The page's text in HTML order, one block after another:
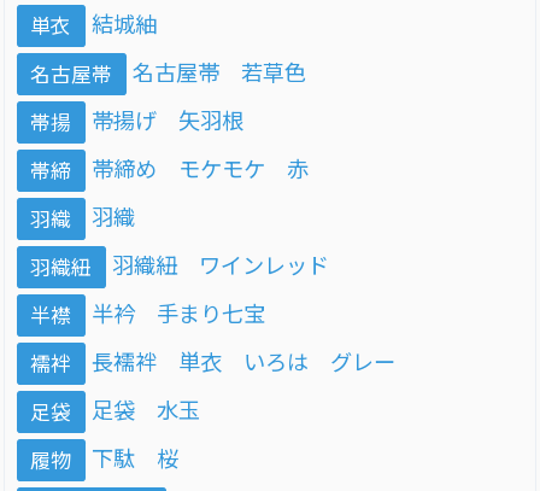
単衣 結城紬
名古屋帯 名古屋帯 若草色
帯揚 帯揚げ 矢羽根
帯締 帯締め モケモケ 赤
羽織 羽織
羽織紐 羽織紐 ワインレッド
半襟 半衿 手まり七宝
襦袢 長襦袢 単衣 いろは グレー
足袋 足袋 水玉
履物 下駄 桜